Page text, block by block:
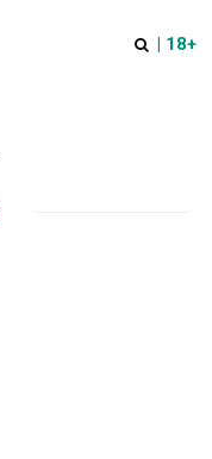
| 18+